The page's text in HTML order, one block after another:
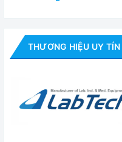
tích bình
200
Vật liệu bên trong
THƯƠNG HIỆU UY TÍN